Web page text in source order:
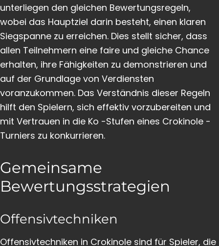
unterliegen den gleichen Bewertungsregeln,
wobei das Hauptziel darin besteht, einen klaren
Siegspanne zu erreichen. Dies stellt sicher, dass
allen Teilnehmern eine faire und gleiche Chance
erhalten, ihre Fähigkeiten zu demonstrieren und
auf der Grundlage von Verdiensten
voranzukommen. Das Verständnis dieser Regeln
hilft den Spielern, sich effektiv vorzubereiten und
mit Vertrauen in die Ko -Stufen eines Crokinole -
Turniers zu konkurrieren.
Gemeinsame
Bewertungsstrategien
Offensivtechniken
Offensivtechniken in Crokinole sind für Spieler, die